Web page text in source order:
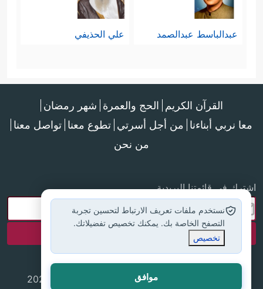
عبدالباسط عبدالصمد علي الحذيفي
القرآن الكريم الحج والعمرة شهر رمضان
معا نربي أبناءنا من أجل أسرتي تطوع معنا تواصل معنا
من نحن
اشترك في قائمتنا البريدية
جميع الحقوق محفوظة لموقع إسلام أون لاين © 2025
نستخدم ملفات تعريف الارتباط لتحسين تجربة
التصفح الخاصة بك. يمكنك تخصيص تفضيلاتك.
تخصيص
موافق